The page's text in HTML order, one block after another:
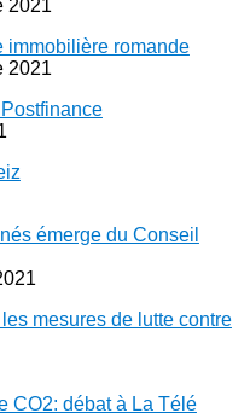
2021
immobilière romande
2021
émerge du Conseil
mesures de lutte contre
CO2: débat à La Télé